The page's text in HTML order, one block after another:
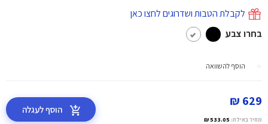
לקבלת הטבות ושדרוגים לחצו כאן
בחרו צבע
הוסף להשוואה
629 ₪
מחיר באילת: 533.05 ₪
הוסף לעגלה